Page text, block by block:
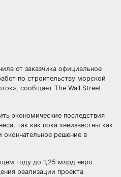
от заказчика официальное
по строительству морской
сообщает The Wall Street
экономические последствия
так как пока «неизвестны как
окончательное решение в
году до 1,25 млрд евро
реализации проекта